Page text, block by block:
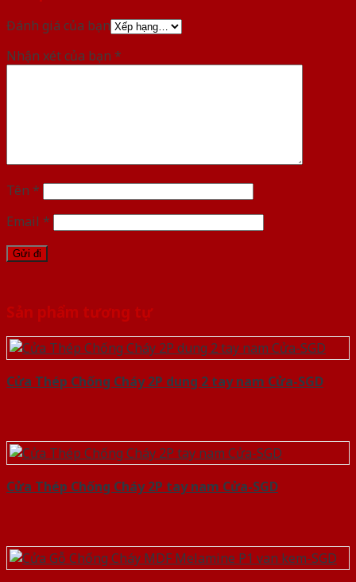
Đánh giá của bạn
Nhận xét của bạn *
Tên *
Email *
Sản phẩm tương tự
Cửa Thép Chống Cháy 2P dung 2 tay nam Cửa-SGD
Cửa Thép Chống Cháy 2P tay nam Cửa-SGD